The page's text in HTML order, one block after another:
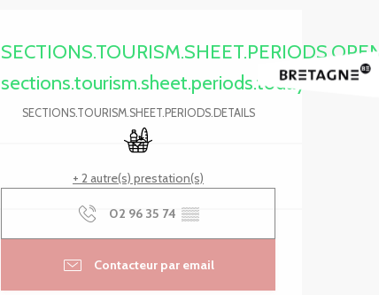
sections.tourism.sheet.periods.today
SECTIONS.TOURISM.SHEET.PERIODS.DETAILS
Commerce alimentaire
+ 2 autre(s) prestation(s)
02 96 35 74 ▒▒
Contacteur par email